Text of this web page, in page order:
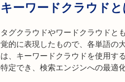
キーワードクラウドと
タグクラウドやワードクラウドと
覚的に表現したもので、各単語の
は、キーワードクラウドを使用す
特定でき、検索エンジンへの最適